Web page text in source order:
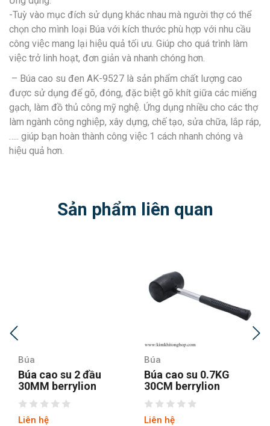
-Tuỳ vào mục đích sử dụng khác nhau mà người thợ có thể
chọn cho mình loại Búa với kích thước phù hợp với nhu cầu
công việc mang lại hiệu quả tối ưu. Giúp cho quá trình làm
việc trở linh hoạt, đơn giản và nhanh chóng hơn.
– Búa cao su đen AK-9527 là sản phẩm chất lượng cao
được sử dụng để gõ, đóng, đặc biệt gõ khít giữa các miếng
gạch, làm đồ thủ công mỹ nghệ. Ứng dụng nhiều cho các thợ
làm ngành công nghiệp, xây dựng, chế tạo, sửa chữa, lắp ráp,
….. giúp bạn hoàn thành công việc 1 cách nhanh chóng và
hiệu quả hơn.
Sản phẩm liên quan
Búa
Búa cao su 2 đầu
30MM berrylion
Liên hệ
Búa
Búa cao su 0.7KG
30CM berrylion
Liên hệ